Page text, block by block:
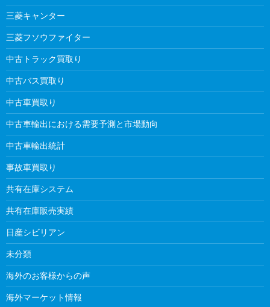
三菱キャンター
三菱フソウファイター
中古トラック買取り
中古バス買取り
中古車買取り
中古車輸出における需要予測と市場動向
中古車輸出統計
事故車買取り
共有在庫システム
共有在庫販売実績
日産シビリアン
未分類
海外のお客様からの声
海外マーケット情報